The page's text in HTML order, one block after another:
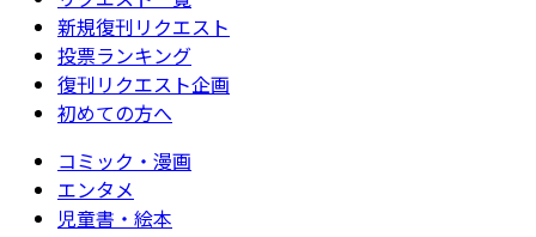
新規復刊リクエスト
投票ランキング
復刊リクエスト企画
初めての方へ
コミック・漫画
エンタメ
児童書・絵本